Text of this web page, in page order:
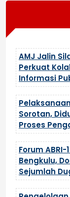
AMJ Jalin
Perkuat
Informasi
Sorotan,
Proses
Forum
Bengkulu,
Sejumlah